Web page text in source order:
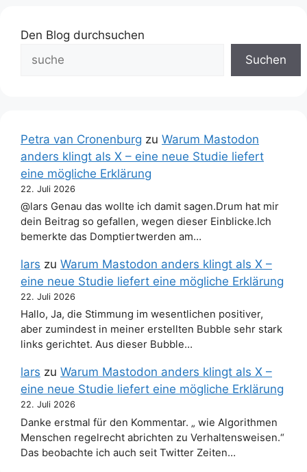
Den Blog durchsuchen
Suchen
Petra van Cronenburg zu Warum Mastodon
anders klingt als X – eine neue Studie liefert
eine mögliche Erklärung
22. Juli 2026
@lars Genau das wollte ich damit sagen.Drum hat mir
dein Beitrag so gefallen, wegen dieser Einblicke.Ich
bemerkte das Domptiertwerden am…
lars zu Warum Mastodon anders klingt als X –
eine neue Studie liefert eine mögliche Erklärung
22. Juli 2026
Hallo, Ja, die Stimmung im wesentlichen positiver,
aber zumindest in meiner erstellten Bubble sehr stark
links gerichtet. Aus dieser Bubble…
lars zu Warum Mastodon anders klingt als X –
eine neue Studie liefert eine mögliche Erklärung
22. Juli 2026
Danke erstmal für den Kommentar. „ wie Algorithmen
Menschen regelrecht abrichten zu Verhaltensweisen.“
Das beobachte ich auch seit Twitter Zeiten…